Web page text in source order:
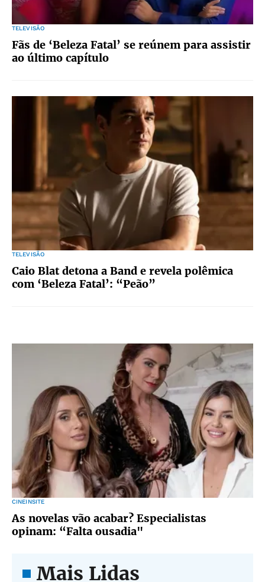
TELEVISÃO
Fãs de ‘Beleza Fatal’ se reúnem para assistir
ao último capítulo
TELEVISÃO
Caio Blat detona a Band e revela polêmica
com ‘Beleza Fatal’: “Peão”
CINEINSITE
As novelas vão acabar? Especialistas
opinam: “Falta ousadia"
Mais Lidas